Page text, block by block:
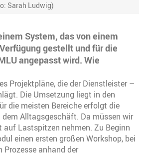
Sarah Ludwig)
System, das von einem
gestellt und für die
angepasst wird. Wie
Projektpläne, die der Dienstleister –
Die Umsetzung liegt in den
die meisten Bereiche erfolgt die
dem Alltagsgeschäft. Da müssen wir
Lastspitzen nehmen. Zu Beginn
einen ersten großen Workshop, bei
Prozesse anhand der